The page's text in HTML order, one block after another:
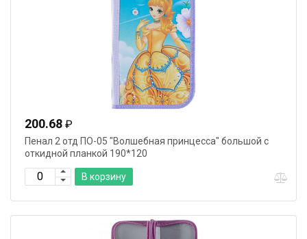
200.68 ₽
Пенал 2 отд ПО-05 "Волшебная принцесса" большой с
откидной планкой 190*120
В корзину